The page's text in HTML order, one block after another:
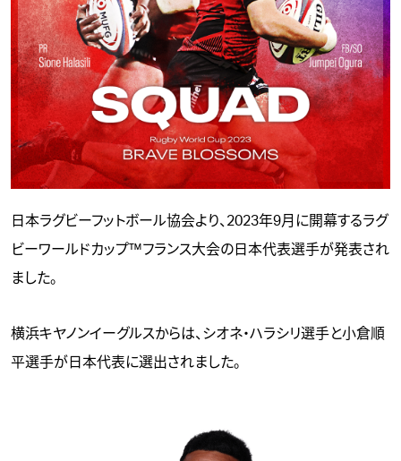
日本ラグビーフットボール協会より、2023年9月に開幕するラグ
ビーワールドカップ™フランス大会の日本代表選手が発表され
ました。
横浜キヤノンイーグルスからは、シオネ・ハラシリ選手と小倉順
平選手が日本代表に選出されました。